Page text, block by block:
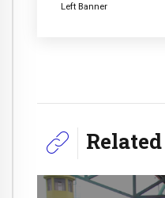
Left Banner